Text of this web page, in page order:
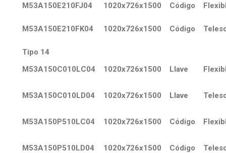
M53A150E210FJ04 1020x726x1500 Código
M53A150E210FK04 1020x726x1500 Código
Tipo 14
M53A150C010LC04
1020x726x1500 Llave
M53A150C010LD04 1020x726x1500 Llave
M53A150P510LC04 1020x726x1500 Código
M53A150P510LD04 1020x726x1500 Código